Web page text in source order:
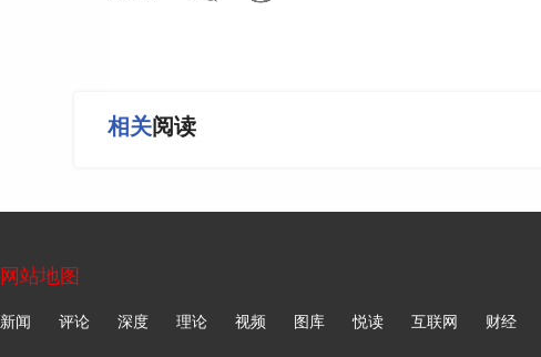
【长城有故事·跟着文旅局长游长城·6】
美编：赵云龙
相关阅读
网站地图
新闻 评论 深度 理论 视频 图库 悦读 互联网 财经